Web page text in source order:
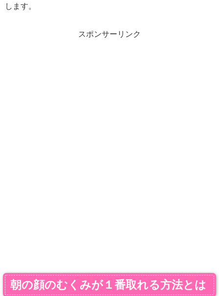
します。
スポンサーリンク
朝の顔のむくみが１番取れる方法とは